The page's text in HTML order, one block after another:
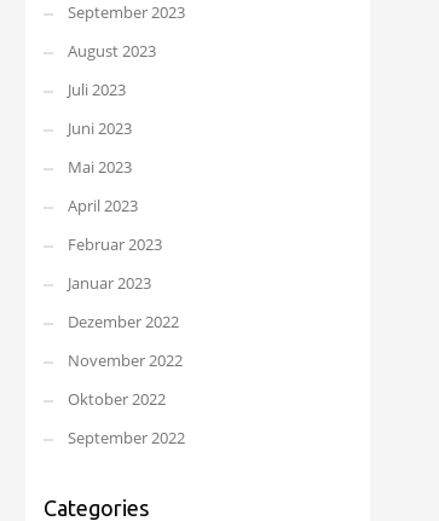
September 2023
August 2023
Juli 2023
Juni 2023
Mai 2023
April 2023
Februar 2023
Januar 2023
Dezember 2022
November 2022
Oktober 2022
September 2022
Categories